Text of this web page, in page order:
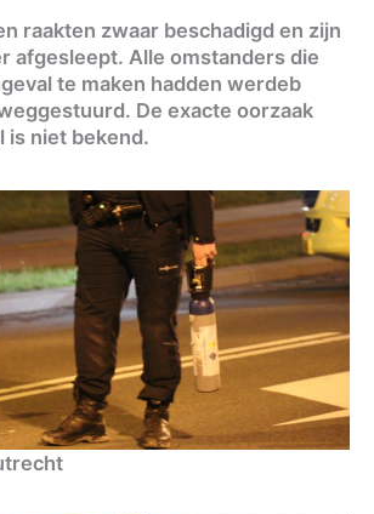
raakten zwaar beschadigd en zijn
afgesleept. Alle omstanders die
te maken hadden werdeb
De exacte oorzaak
is niet bekend.